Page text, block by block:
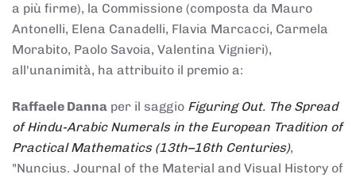
a più firme), la Commissione (composta da Mauro
Antonelli, Elena Canadelli, Flavia Marcacci, Carmela
Morabito, Paolo Savoia, Valentina Vignieri),
all'unanimità, ha attribuito il premio a:
Raffaele Danna per il saggio Figuring Out. The Spread
of Hindu-Arabic Numerals in the European Tradition of
Practical Mathematics (13th–16th Centuries),
"Nuncius. Journal of the Material and Visual History of